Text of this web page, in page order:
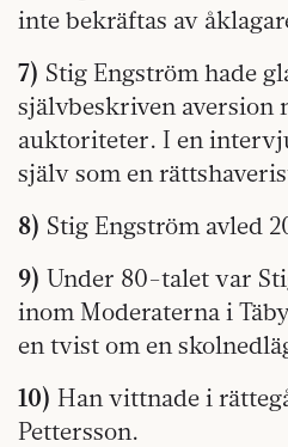
inte bekräftas av
7) Stig Engström hade
självbeskriven aversion
auktoriteter. I en
själv som en
8) Stig Engström avled
9) Under 80-talet var
inom Moderaterna i
en tvist om en
10) Han vittnade i
Pettersson.